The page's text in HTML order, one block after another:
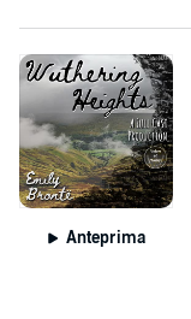
Anteprima